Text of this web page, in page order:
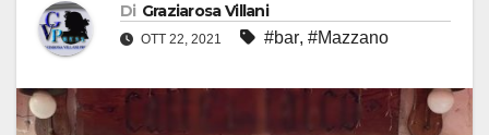
Di Graziarosa Villani
OTT 22, 2021 #bar, #Mazzano